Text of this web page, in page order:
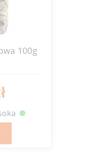
100g